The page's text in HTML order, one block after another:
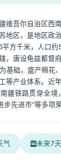
维吾尔自治区西
地区，是地区政
平方千米，人口
，唐设龟兹都督
基础，盛产棉花
等产业体系。近
疆铁路贯穿全
步先进市”等多项
气 未来7